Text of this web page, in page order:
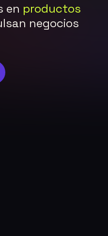
en productos
negocios